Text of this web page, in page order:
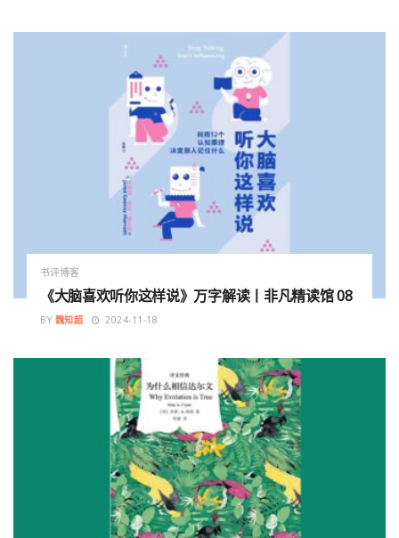
书评博客
《大脑喜欢听你这样说》万字解读丨非凡精读馆 08
BY 魏知超 2024-11-18